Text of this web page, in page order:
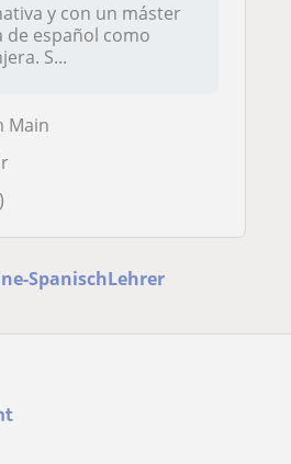
y con un máster
de español como
S...
Main
SpanischLehrer